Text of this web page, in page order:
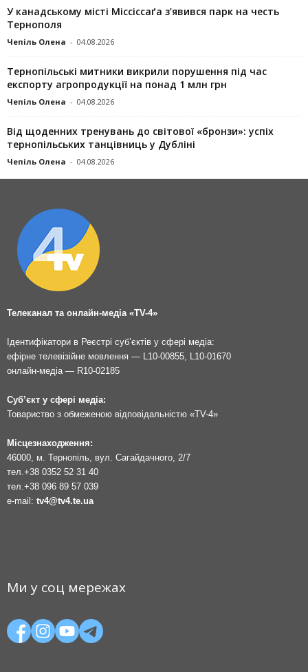
У канадському місті Міссіссаґа з’явився парк на честь
Тернополя
Чепіль Олена - 04.08.2026
Тернопільські митники викрили порушення під час
експорту агропродукції на понад 1 млн грн
Чепіль Олена - 04.08.2026
Від щоденних тренувань до світової «бронзи»: успіх
тернопільських танцівниць у Дубліні
Чепіль Олена - 04.08.2026
Телеканал та онлайн-медіа «TV-4»
Ідентифікатори в Реєстрі суб’єктів у сфері медіа:
ефірне телевізійне мовлення — L10-00855, L10-01670
онлайн-медіа — R10-02185
Суб’єкт у сфері медіа:
Товариство з обмеженою відповідальністю «TV-4»
Місцезнаходження:
46000, м. Тернопіль, вул. Сагайдачного, 2/7
тел. +38 0352 52 31 40
тел. +38 096 89 57 039
e-mail: tv4@tv4.te.ua
Ми у соц мережах